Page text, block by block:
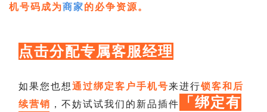
机号码成为商家的必争资源。
点击分配专属客服经理
如果您也想通过绑定客户手机号来进行锁客和后
续营销 ，不妨试试我们的新品插件
「绑定有